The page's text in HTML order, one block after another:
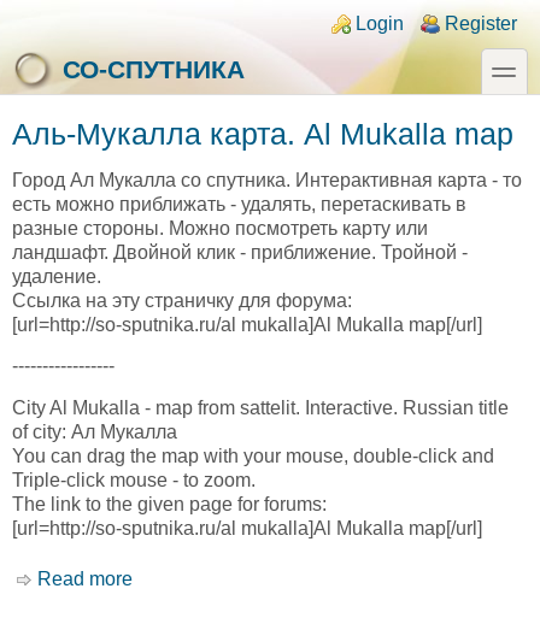
Login links
Login Register
СО-СПУТНИКА toggle
Аль-Мукалла карта. Al Mukalla map
Город Ал Мукалла со спутника. Интерактивная карта - то
есть можно приближать - удалять, перетаскивать в
разные стороны. Можно посмотреть карту или
ландшафт. Двойной клик - приближение. Тройной -
удаление.
Ссылка на эту страничку для форума:
[url=http://so-sputnika.ru/al mukalla]Al Mukalla map[/url]
-----------------
City Al Mukalla - map from sattelit. Interactive. Russian title
of city: Ал Мукалла
You can drag the map with your mouse, double-click and
Triple-click mouse - to zoom.
The link to the given page for forums:
[url=http://so-sputnika.ru/al mukalla]Al Mukalla map[/url]
Read more